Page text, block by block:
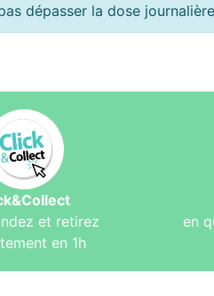
dépasser la dose
et retirez
en 1h
en